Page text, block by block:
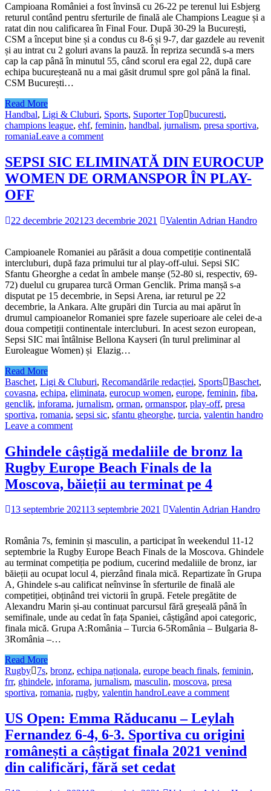
Campioana României a fost învinsă cu 26-22 pe terenul lui Esbjerg
returul contând pentru sferturile de finală ale Champions League și a
ratat din nou calificarea în Final Four. După 30-29 la București,
CSM a început bine și a condus cu 8-6 și 9-7, dar gazdele au revenit
și au intrat cu 2 goluri avans la pauză. În repriza secundă s-a mers
cap la cap până în minutul 55, când scorul era egal 22, după care
echipa bucureșteană nu a mai găsit drumul spre gol până la final.
CSM București…
Read More
Handbal, Ligi & Cluburi, Sports, Suporter Top bucuresti,
champions league, ehf, feminin, handbal, jurnalism, presa sportiva,
romaniaLeave a comment
SEPSI SIC ELIMINATĂ DIN EUROCUP
WOMEN DE ORMANSPOR ÎN PLAY-
OFF
22 decembrie 2021 23 decembrie 2021 Valentin Adrian Handro
Campioanele Romaniei au părăsit a doua competiție continentală
intercluburi, după faza primului tur al play-off-ului. Sepsi SIC
Sfantu Gheorghe a cedat în ambele manșe (52-80 si, respectiv, 69-
72) duelul cu gruparea turcă Orman Genclik. Prima manșă s-a
disputat pe 15 decembrie, in Sepsi Arena, iar returul pe 22
decembrie, la Ankara. Alte grupări din Turcia au mai apărut în
drumul campioanelor Romaniei spre fazele superioare ale celei de-a
doua competiții continentale intercluburi. In acest sezon european,
Sepsi SIC mai întâlnise Bellona Kayseri (în turul preliminar al
Euroleague Women) și Elazig…
Read More
Baschet, Ligi & Cluburi, Recomandările redacției, Sports Baschet,
covasna, echipa, eliminata, eurocup women, europe, feminin, fiba,
genclik, inforama, jurnalism, orman, ormanspor, play-off, presa
sportiva, romania, sepsi sic, sfantu gheorghe, turcia, valentin handro
Leave a comment
Ghindele câștigă medaliile de bronz la
Rugby Europe Beach Finals de la
Moscova, băieții au terminat pe 4
13 septembrie 202113 septembrie 2021 Valentin Adrian Handro
România 7s, feminin și masculin, a participat în weekendul 11-12
septembrie la Rugby Europe Beach Finals de la Moscova. Ghindele
au terminat competiția pe podium, cucerind medaliile de bronz, iar
băieții au ocupat locul 4, pierzând finala mică. Repartizate în Grupa
A, Ghindele s-au calificat neînvinse în sferturile de finală ale
competiției, obținând trei victorii în grupă. Fetele pregătite de
Alexandru Marin și-au continuat parcursul fără greșeală până în
semifinale, unde au cedat în fața Spaniei, câștigând apoi categoric,
finala mică. Grupa A:România – Turcia 6-5România – Bulgaria 8-
3România –…
Read More
Rugby
7s, bronz, echipa naționala, europe beach finals, feminin,
frr, ghindele, inforama, jurnalism, masculin, moscova, presa
sportiva, romania, rugby, valentin handroLeave a comment
US Open: Emma Răducanu – Leylah
Fernandez 6-4, 6-3. Sportiva cu origini
românești a câștigat finala 2021 venind
din calificări, fără set cedat